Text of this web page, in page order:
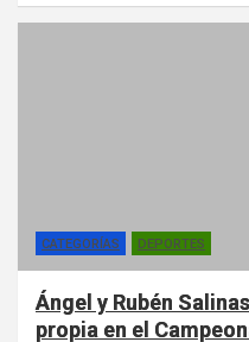
CATEGORÍAS DEPORTES
Ángel y Rubén
propia en el